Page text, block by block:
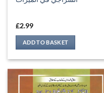
£2.99
ADD TO BASKET